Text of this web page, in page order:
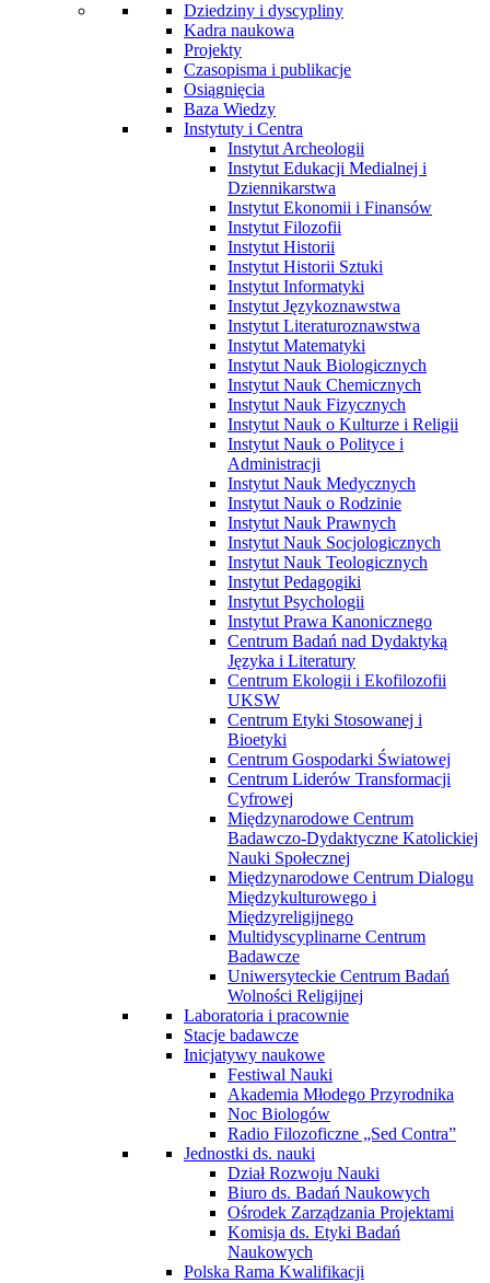
Dziedziny i dyscypliny
Kadra naukowa
Projekty
Czasopisma i publikacje
Osiągnięcia
Baza Wiedzy
Instytuty i Centra
Instytut Archeologii
Instytut Edukacji Medialnej i
Dziennikarstwa
Instytut Ekonomii i Finansów
Instytut Filozofii
Instytut Historii
Instytut Historii Sztuki
Instytut Informatyki
Instytut Językoznawstwa
Instytut Literaturoznawstwa
Instytut Matematyki
Instytut Nauk Biologicznych
Instytut Nauk Chemicznych
Instytut Nauk Fizycznych
Instytut Nauk o Kulturze i Religii
Instytut Nauk o Polityce i
Administracji
Instytut Nauk Medycznych
Instytut Nauk o Rodzinie
Instytut Nauk Prawnych
Instytut Nauk Socjologicznych
Instytut Nauk Teologicznych
Instytut Pedagogiki
Instytut Psychologii
Instytut Prawa Kanonicznego
Centrum Badań nad Dydaktyką
Języka i Literatury
Centrum Ekologii i Ekofilozofii
UKSW
Centrum Etyki Stosowanej i
Bioetyki
Centrum Gospodarki Światowej
Centrum Liderów Transformacji
Cyfrowej
Międzynarodowe Centrum
Badawczo-Dydaktyczne Katolickiej
Nauki Społecznej
Międzynarodowe Centrum Dialogu
Międzykulturowego i
Międzyreligijnego
Multidyscyplinarne Centrum
Badawcze
Uniwersyteckie Centrum Badań
Wolności Religijnej
Laboratoria i pracownie
Stacje badawcze
Inicjatywy naukowe
Festiwal Nauki
Akademia Młodego Przyrodnika
Noc Biologów
Radio Filozoficzne „Sed Contra”
Jednostki ds. nauki
Dział Rozwoju Nauki
Biuro ds. Badań Naukowych
Ośrodek Zarządzania Projektami
Komisja ds. Etyki Badań
Naukowych
Polska Rama Kwalifikacji